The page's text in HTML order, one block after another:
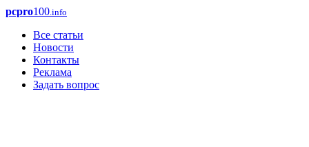
pcpro100.info
Все статьи
Новости
Контакты
Реклама
Задать вопрос